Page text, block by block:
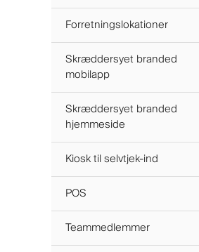
Forretningslokationer
Skræddersyet branded
mobilapp
Skræddersyet branded
hjemmeside
Kiosk til selvtjek-ind
POS
Teammedlemmer